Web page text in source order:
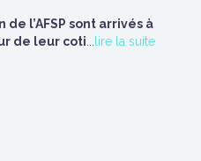
l’AFSP sont arrivés à
de leur coti
lire la suite